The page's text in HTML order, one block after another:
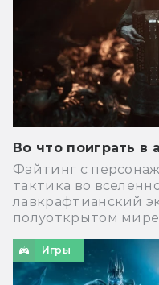
Во что поиграть в
Файтинг с
тактика во
лавкрафтианский
полуоткрытом
Игры